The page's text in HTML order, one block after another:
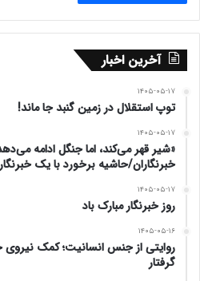
آخرین اخبار
۱۴۰۵-۰۵-۱۷
توپ استقلال در زمین گنبد جا ماند!
۱۴۰۵-۰۵-۱۷
«شیر قهر می‌کند، اما جنگل ادامه
خبرنگاران/حاشیه برخورد با یک
۱۴۰۵-۰۵-۱۷
روز خبرنگار مبارک باد
۱۴۰۵-۰۵-۱۶
روایتی از جنس انسانیت؛ کمک
گرفتار